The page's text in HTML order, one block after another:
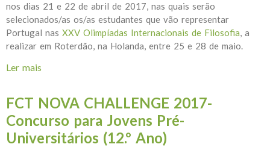
nos dias 21 e 22 de abril de 2017, nas quais serão
selecionados/as os/as estudantes que vão representar
Portugal nas XXV Olimpíadas Internacionais de Filosofia, a
realizar em Roterdão, na Holanda, entre 25 e 28 de maio.
Ler mais
FCT NOVA CHALLENGE 2017-
Concurso para Jovens Pré-
Universitários (12.º Ano)